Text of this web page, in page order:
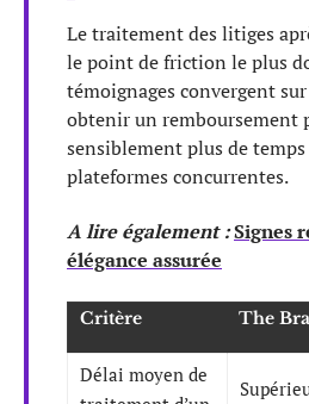
Le traitement des litiges
le point de friction le plus
témoignages convergent
obtenir un remboursement
sensiblement plus de temps
plateformes concurrentes.
A lire également :Signes
élégance assurée
Critère The
Délai moyen de